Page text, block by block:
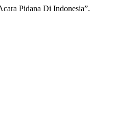
Pidana Di Indonesia”.